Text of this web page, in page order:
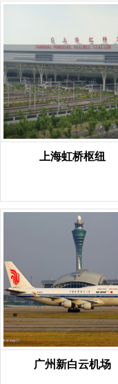
上海虹桥枢纽
广州新白云机场